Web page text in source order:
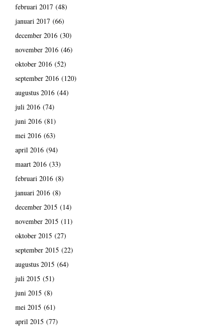
februari 2017(48)
januari 2017(66)
december 2016(30)
november 2016(46)
oktober 2016(52)
september 2016(120)
augustus 2016(44)
juli 2016(74)
juni 2016(81)
mei 2016(63)
april 2016(94)
maart 2016(33)
februari 2016(8)
januari 2016(8)
december 2015 (14)
november 2015 (11)
oktober 2015 (27)
september 2015 (22)
augustus 2015 (64)
juli 2015 (51)
juni 2015 (8)
mei 2015 (61)
april 2015 (77)